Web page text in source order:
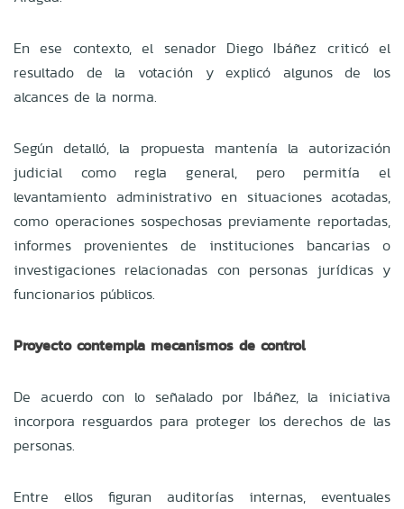
En ese contexto, el senador Diego Ibáñez criticó el
resultado de la votación y explicó algunos de los
alcances de la norma.
Según detalló, la propuesta mantenía la autorización
judicial como regla general, pero permitía el
levantamiento administrativo en situaciones acotadas,
como operaciones sospechosas previamente reportadas,
informes provenientes de instituciones bancarias o
investigaciones relacionadas con personas jurídicas y
funcionarios públicos.
Proyecto contempla mecanismos de control
De acuerdo con lo señalado por Ibáñez, la iniciativa
incorpora resguardos para proteger los derechos de las
personas.
Entre ellos figuran auditorías internas, eventuales